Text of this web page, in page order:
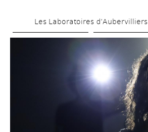
au
contenu
principal
Les Laboratoires d’Aubervilliers